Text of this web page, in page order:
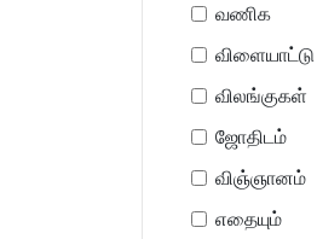
வணிக
விளையாட்டு
விலங்குகள்
ஜோதிடம்
விஞ்ஞானம்
எதையும்